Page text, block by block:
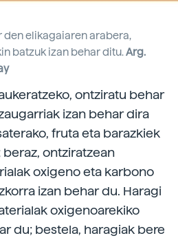
den elikagaiaren arabera,
batzuk izan behar ditu.Arg.
ontziratu behar
izan behar dira
fruta eta barazkiek
ontziratzean
oxigeno eta karbono
izan behar du. Haragi
oxigenoarekiko
du; bestela, haragiak bere